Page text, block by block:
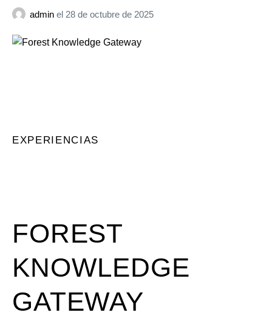
admin el 28 de octubre de 2025
EXPERIENCIAS
FOREST
KNOWLEDGE
GATEWAY